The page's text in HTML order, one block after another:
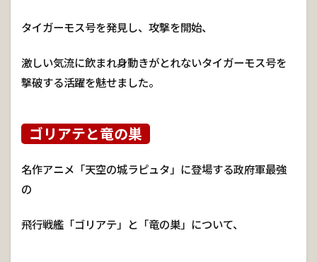
タイガーモス号を発見し、攻撃を開始、
激しい気流に飲まれ身動きがとれないタイガーモス号を
撃破する活躍を魅せました。
ゴリアテと竜の巣
名作アニメ「天空の城ラピュタ」に登場する政府軍最強
の
飛行戦艦「ゴリアテ」と「竜の巣」について、